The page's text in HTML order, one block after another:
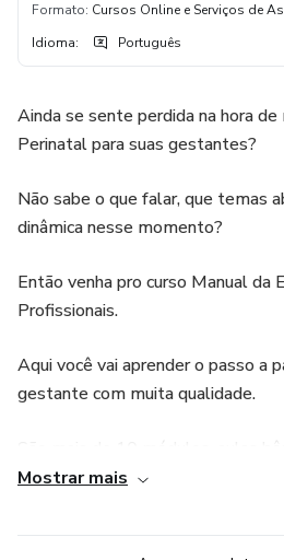
Formato: Cursos Online e Serviços de
Idioma: Português
Ainda se sente perdida na hora de
Perinatal para suas gestantes?
Não sabe o que falar, que temas
dinâmica nesse momento?
Então venha pro curso Manual da
Profissionais.
Aqui você vai aprender o passo a
gestante com muita qualidade.
tirar dúvidas, grupo exclusivo para
1 ebook completo e acesso
Mostrar mais